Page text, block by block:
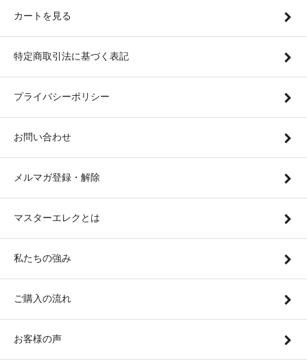
カートを見る
特定商取引法に基づく表記
プライバシーポリシー
お問い合わせ
メルマガ登録・解除
マスターエレクとは
私たちの強み
ご購入の流れ
お客様の声